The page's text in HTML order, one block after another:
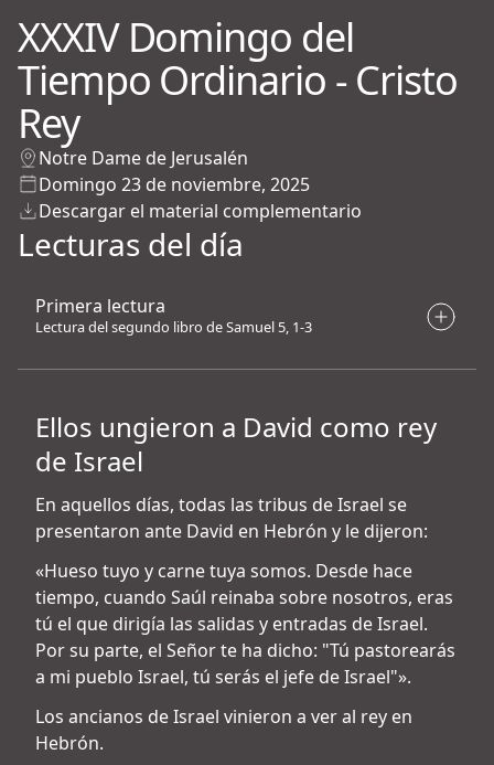
XXXIV Domingo del
Tiempo Ordinario - Cristo
Rey
Notre Dame de Jerusalén
Domingo 23 de noviembre, 2025
Descargar el material complementario
Lecturas del día
Primera lectura
Lectura del segundo libro de Samuel 5, 1-3
Ellos ungieron a David como rey
de Israel
En aquellos días, todas las tribus de Israel se
presentaron ante David en Hebrón y le dijeron:
«Hueso tuyo y carne tuya somos. Desde hace
tiempo, cuando Saúl reinaba sobre nosotros, eras
tú el que dirigía las salidas y entradas de Israel.
Por su parte, el Señor te ha dicho: "Tú pastorearás
a mi pueblo Israel, tú serás el jefe de Israel"».
Los ancianos de Israel vinieron a ver al rey en
Hebrón.